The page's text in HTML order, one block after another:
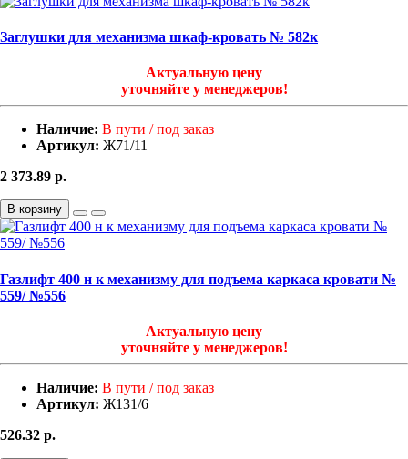
Заглушки для механизма шкаф-кровать № 582к
Актуальную цену
уточняйте у менеджеров!
Наличие: В пути / под заказ
Артикул: Ж71/11
2 373.89 р.
В корзину
Газлифт 400 н к механизму для подъема каркаса кровати №
559/ №556
Актуальную цену
уточняйте у менеджеров!
Наличие: В пути / под заказ
Артикул: Ж131/6
526.32 р.